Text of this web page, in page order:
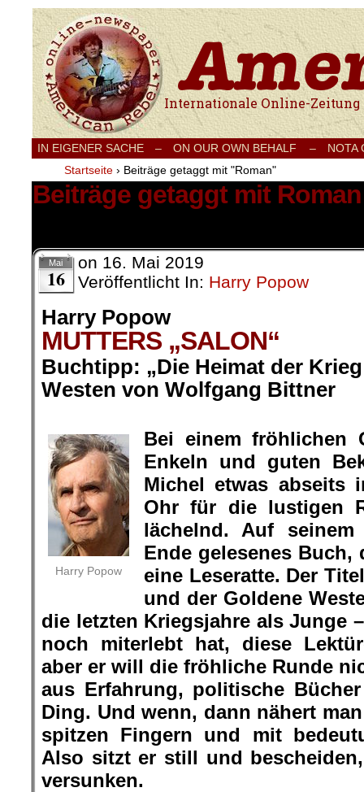
Internationale Onlinezeitung für Frieden,
IN EIGENER SACHE – ON OUR OWN BEHALF –
NOTA
Startseite › Beiträge getaggt mit "Roman"
Beiträge getaggt mit Roman
Mai
16
on 16. Mai 2019
Veröffentlicht In: Harry Popow
Harry Popow
MUTTERS „SALON“
Buchtipp: „Die Heimat der
Westen von Wolfgang Bittner
Harry Popow
Bei einem fröhlichen
Enkeln und guten
Michel etwas abseits
Ohr für die lustigen
lächelnd. Auf
Ende gelesenes
eine Leseratte. Der
und der Goldene
die letzten Kriegsjahre als Junge
noch miterlebt hat, diese
aber er will die fröhliche Runde
aus Erfahrung, politische
Ding. Und wenn, dann nähert
spitzen Fingern und mit
Also sitzt er still und
versunken.